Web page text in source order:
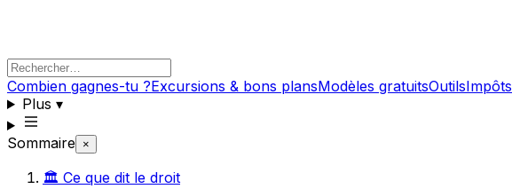
Combien gagnes-tu ?Excursions & bons plansModèles gratuitsOutilsImpôts
Plus ▾
Sommaire ×
🏛️ Ce que dit le droit